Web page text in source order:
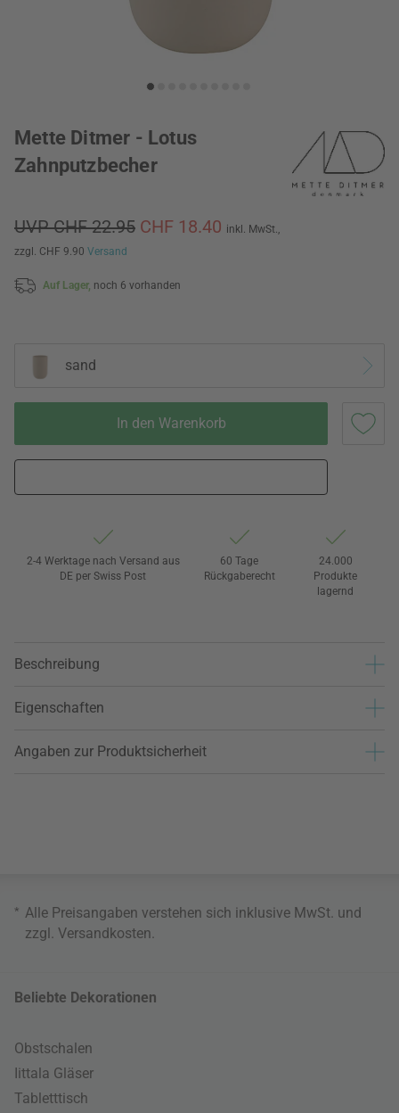
Mette Ditmer - Lotus
Zahnputzbecher
UVP CHF 22.95 CHF 18.40 inkl. MwSt.,
zzgl. CHF 9.90 Versand
Auf Lager, noch 6 vorhanden
sand
In den Warenkorb
2-4 Werktage nach Versand aus
DE per Swiss Post
60 Tage
Rückgaberecht
24.000
Produkte
lagernd
Beschreibung
Eigenschaften
Angaben zur Produktsicherheit
* Alle Preisangaben verstehen sich inklusive MwSt. und
zzgl. Versandkosten
Beliebte Dekorationen
Obstschalen
Iittala Gläser
Tabletttisch